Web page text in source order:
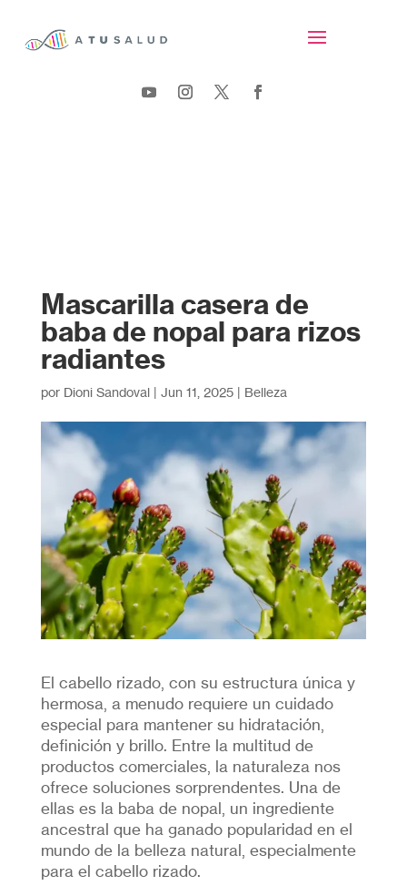
Mascarilla casera de
baba de nopal para rizos
radiantes
por Dioni Sandoval| Jun 11, 2025| Belleza
El cabello rizado, con su estructura única y
hermosa, a menudo requiere un cuidado
especial para mantener su hidratación,
definición y brillo. Entre la multitud de
productos comerciales, la naturaleza nos
ofrece soluciones sorprendentes. Una de
ellas es la baba de nopal, un ingrediente
ancestral que ha ganado popularidad en el
mundo de la belleza natural, especialmente
para el cabello rizado.